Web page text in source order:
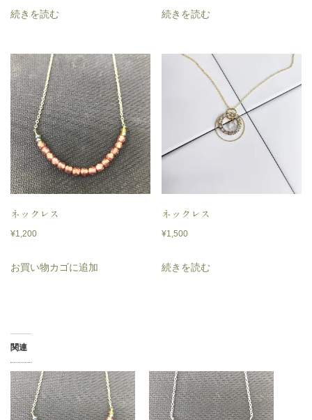
続きを読む 続きを読む
ネックレス
¥1,200
お買い物カゴに追加
ネックレス
¥1,500
続きを読む
関連